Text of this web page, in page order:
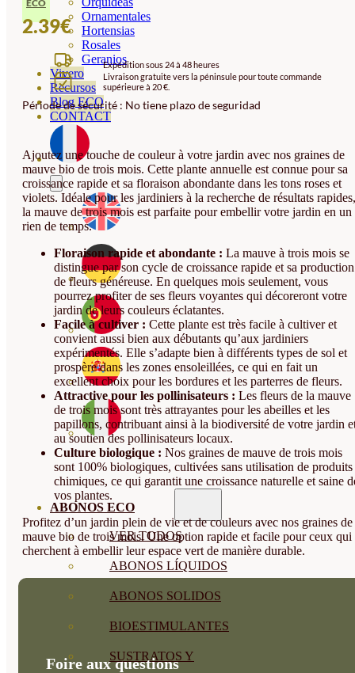
Ornamentales
Hortensias
Rosales
Geranios
Vivero
Recursos
Blog ECO
CONTACT
ABONOS ECO
VER TODOS
ABONOS LÍQUIDOS
ABONOS SOLIDOS
BIOESTIMULANTES
SUSTRATOS Y
ÉCO
2.39€
Expédition sous 24 à 48 heures
Livraison gratuite vers la péninsule pour toute commande
supérieure à 20 €.
Période de sécurité : No tiene plazo de seguridad
Ajoutez une touche de couleur à votre jardin avec nos graines de
mauve bio de trois mois. Cette plante annuelle est connue pour sa
croissance rapide et sa floraison abondante dans les tons roses et
violets. Idéale pour les jardiniers à la recherche de résultats rapides,
la mauve de trois mois est parfaite pour embellir votre jardin en un
rien de temps.
Floraison rapide et abondante : La mauve à trois mois se
distingue par son cycle de croissance rapide et sa production
de fleurs généreuse. En quelques mois seulement, vous
pourrez profiter de ses fleurs voyantes qui décoreront votre
jardin de leurs couleurs éclatantes.
Facile à cultiver : Cette plante est très facile à cultiver et
convient aussi bien aux débutants qu’aux jardiniers
expérimentés. Elle s’adapte bien à différents types de sol et
prospère dans les zones ensoleillées, ce qui en fait un
excellent choix pour les bordures et les parterres de fleurs.
Attractive pour les pollinisateurs : Les fleurs de la mauve
de trois mois sont très attrayantes pour les abeilles et les
papillons, contribuant ainsi à la biodiversité de votre jardin
au soutien des pollinisateurs locaux.
Culture biologique : Nos graines de mauve de trois mois
sont 100% biologiques, cultivées sans utilisation de produits
chimiques, ce qui garantit une croissance naturelle et saine
vos plantes.
Profitez d’un jardin plein de vie et de couleurs avec nos graines de
mauve bio de trois mois. Une option rapide et facile pour ceux qui
cherchent à embellir leur espace vert de manière durable.
Foire aux questions